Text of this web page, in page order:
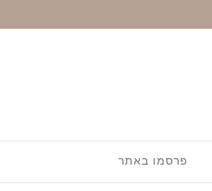
פרסמו באתר